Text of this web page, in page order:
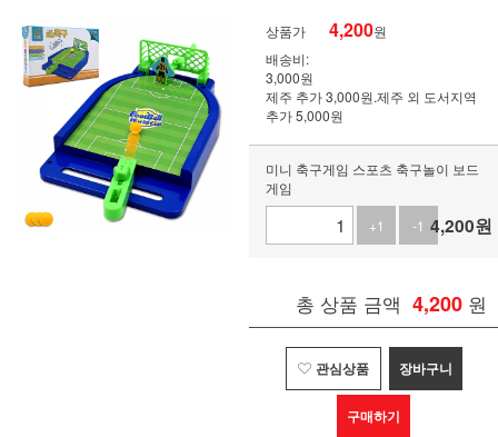
상품가 4,200원
배송비:
3,000원
제주 추가 3,000원.제주 외 도서지역
추가 5,000원
미니 축구게임 스포츠 축구놀이 보드
게임
+1
-1 4,200원
총 상품 금액 4,200 원
관심상품 장바구니
구매하기